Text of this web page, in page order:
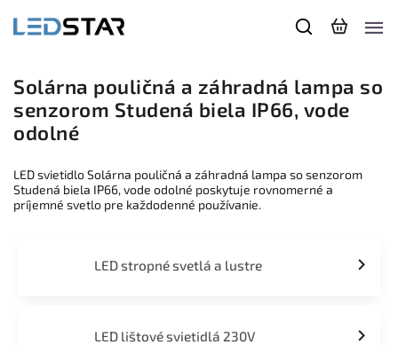
Solárna pouličná a záhradná lampa so
senzorom Studená biela IP66, vode
odolné
LED svietidlo Solárna pouličná a záhradná lampa so senzorom
Studená biela IP66, vode odolné poskytuje rovnomerné a
príjemné svetlo pre každodenné používanie.
LED stropné svetlá a lustre
LED lištové svietidlá 230V